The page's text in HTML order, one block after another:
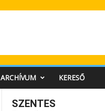
ARCHÍVUM KERESŐ
SZENTES